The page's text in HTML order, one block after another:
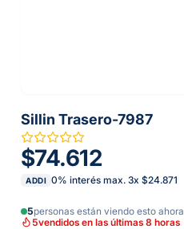
Sillin Trasero-7987
$74.612
ADDI 0% interés max. 3x $24.871
5personas están viendo esto ahora
5vendidos en las últimas 8 horas